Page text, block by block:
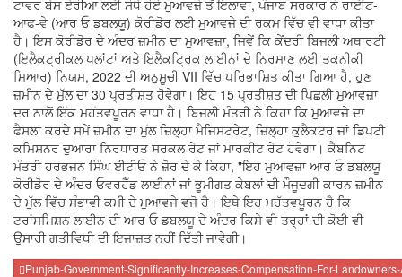
ਟਾਵਰ ਬੇਸ ਏਰੀਆ ਲਈ ਸੋਧੇ ਹੋਏ ਮੁਆਵਜ਼ੇ ਤੋਂ ਇਲਾਵਾ, ਪੰਜਾਬ ਸਰਕਾਰ ਨੇ ਰਾਈਟ-
ਆਫ-ਵੇ (ਆਰ ਓ ਡਬਲਯੂ) ਕੋਰੀਡੋਰ ਲਈ ਮੁਆਵਜ਼ੇ ਦੀ ਰਕਮ ਵਿੱਚ ਵੀ ਵਾਧਾ ਕੀਤਾ
ਹੈ। ਇਸ ਕੋਰੀਡੋਰ ਦੇ ਅੰਦਰ ਜ਼ਮੀਨ ਦਾ ਮੁਆਵਜ਼ਾ, ਜਿਵੇਂ ਕਿ ਕੇਂਦਰੀ ਬਿਜਲੀ ਅਥਾਰਟੀ
(ਇਲੈਕਟ੍ਰੀਕਲ ਪਲਾਂਟਾਂ ਅਤੇ ਇਲੈਕਟ੍ਰਿਕ ਲਾਈਨਾਂ ਦੇ ਨਿਰਮਾਣ ਲਈ ਤਕਨੀਕੀ
ਮਿਆਰ) ਨਿਯਮ, 2022 ਦੀ ਅਨੁਸੂਚੀ VII ਵਿੱਚ ਪਰਿਭਾਸ਼ਿਤ ਕੀਤਾ ਗਿਆ ਹੈ, ਹੁਣ
ਜ਼ਮੀਨ ਦੇ ਮੁੱਲ ਦਾ 30 ਪ੍ਰਤੀਸ਼ਤ ਹੋਵੇਗਾ। ਇਹ 15 ਪ੍ਰਤੀਸ਼ਤ ਦੀ ਪਿਛਲੀ ਮੁਆਵਜ਼ਾ
ਦਰ ਨਾਲੋਂ ਇੱਕ ਮਹੱਤਵਪੂਰਨ ਵਾਧਾ ਹੈ। ਬਿਜਲੀ ਮੰਤਰੀ ਨੇ ਕਿਹਾ ਕਿ ਮੁਆਵਜ਼ੇ ਦਾ
ਫੈਸਲਾ ਕਰਦੇ ਸਮੇਂ ਜ਼ਮੀਨ ਦਾ ਮੁੱਲ ਜ਼ਿਲ੍ਹਾ ਮੈਜਿਸਟਰੇਟ, ਜ਼ਿਲ੍ਹਾ ਕੁਲੈਕਟਰ ਜਾਂ ਡਿਪਟੀ
ਕਮਿਸ਼ਨਰ ਦੁਆਰਾ ਨਿਰਧਾਰਤ ਸਰਕਲ ਰੇਟ ਜਾਂ ਮਾਰਕੀਟ ਰੇਟ ਹੋਵੇਗਾ। ਕੈਬਨਿਟ
ਮੰਤਰੀ ਹਰਭਜਨ ਸਿੰਘ ਈਟੀਓ ਨੇ ਜ਼ੋਰ ਦੇ ਕੇ ਕਿਹਾ, "ਇਹ ਮੁਆਵਜ਼ਾ ਆਰ ਓ ਡਬਲਯੂ
ਕੋਰੀਡੋਰ ਦੇ ਅੰਦਰ ਓਵਰਹੈੱਡ ਲਾਈਨਾਂ ਜਾਂ ਭੂਮੀਗਤ ਕੇਬਲਾਂ ਦੀ ਮੌਜੂਦਗੀ ਕਾਰਨ ਜ਼ਮੀਨ
ਦੇ ਮੁੱਲ ਵਿੱਚ ਸੰਭਾਵੀ ਕਮੀ ਦੇ ਮੁਆਵਜੇ ਵਜੋ ਹੈ। ਇਥੇ ਇਹ ਮਹੱਤਵਪੂਰਨ ਹੈ ਕਿ
ਟਰਾਂਸਮਿਸ਼ਨ ਲਾਈਨ ਦੀ ਆਰ ਓ ਡਬਲਯੂ ਦੇ ਅੰਦਰ ਕਿਸੇ ਵੀ ਤਰ੍ਹਾਂ ਦੀ ਕੋਈ ਵੀ
ਉਸਾਰੀ ਗਤੀਵਿਧੀ ਦੀ ਇਜਾਜ਼ਤ ਨਹੀਂ ਦਿੱਤੀ ਜਾਵੇਗੀ।
Punjab-Government-Significantly-Increases-Compensation-For-